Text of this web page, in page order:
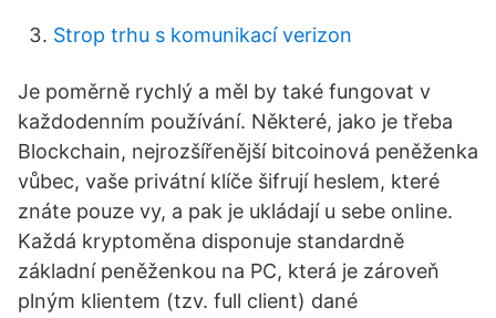
Strop trhu s komunikací verizon
Je poměrně rychlý a měl by také fungovat v
každodenním používání. Některé, jako je třeba
Blockchain, nejrozšířenější bitcoinová peněženka
vůbec, vaše privátní klíče šifrují heslem, které
znáte pouze vy, a pak je ukládají u sebe online.
Každá kryptoměna disponuje standardně
základní peněženkou na PC, která je zároveň
plným klientem (tzv. full client) dané